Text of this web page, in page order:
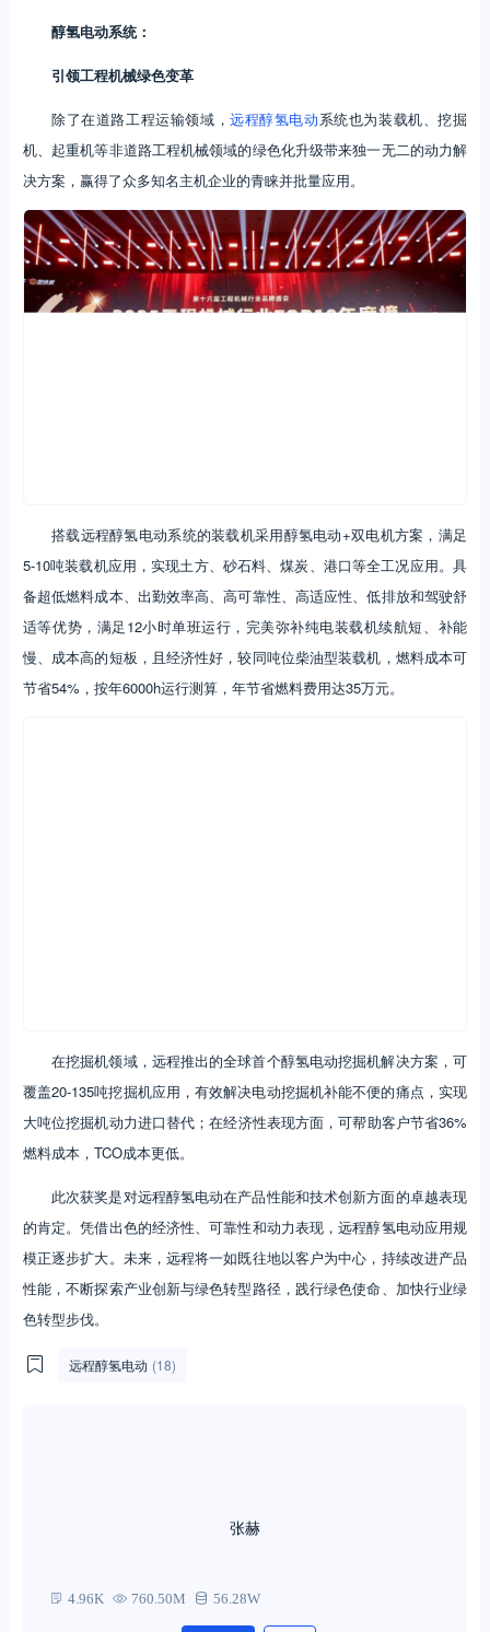
醇氢电动系统：
引领工程机械绿色变革
除了在道路工程运输领域，远程醇氢电动系统也为装载机、挖掘
机、起重机等非道路工程机械领域的绿色化升级带来独一无二的动力解
决方案，赢得了众多知名主机企业的青睐并批量应用。
搭载远程醇氢电动系统的装载机采用醇氢电动+双电机方案，满足
5-10吨装载机应用，实现土方、砂石料、煤炭、港口等全工况应用。具
备超低燃料成本、出勤效率高、高可靠性、高适应性、低排放和驾驶舒
适等优势，满足12小时单班运行，完美弥补纯电装载机续航短、补能
慢、成本高的短板，且经济性好，较同吨位柴油型装载机，燃料成本可
节省54%，按年6000h运行测算，年节省燃料费用达35万元。
在挖掘机领域，远程推出的全球首个醇氢电动挖掘机解决方案，可
覆盖20-135吨挖掘机应用，有效解决电动挖掘机补能不便的痛点，实现
大吨位挖掘机动力进口替代；在经济性表现方面，可帮助客户节省36%
燃料成本，TCO成本更低。
此次获奖是对远程醇氢电动在产品性能和技术创新方面的卓越表现
的肯定。凭借出色的经济性、可靠性和动力表现，远程醇氢电动应用规
模正逐步扩大。未来，远程将一如既往地以客户为中心，持续改进产品
性能，不断探索产业创新与绿色转型路径，践行绿色使命、加快行业绿
色转型步伐。
远程醇氢电动 (18)
张赫
4.96K 760.50M 56.28W